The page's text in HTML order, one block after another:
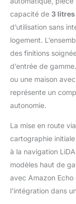
capture la
serpillière
réservoir
un
𝐋𝐎𝐍𝐆𝐔𝐄
toute la
lorsque la
capacité de 3 litres
d’utilisation sans
logement.
des finitions
d’entrée de
ou une maison
représente un
autonomie.
La mise en route
cartographie
à la navigation
modèles haut de
avec Amazon
l’intégration dans